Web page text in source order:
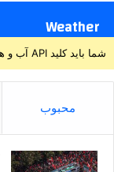
Weather
شما باید کلید API آب و هوا را در تنظیمات قالب > ادغام تنظیم کنید.
محبوب